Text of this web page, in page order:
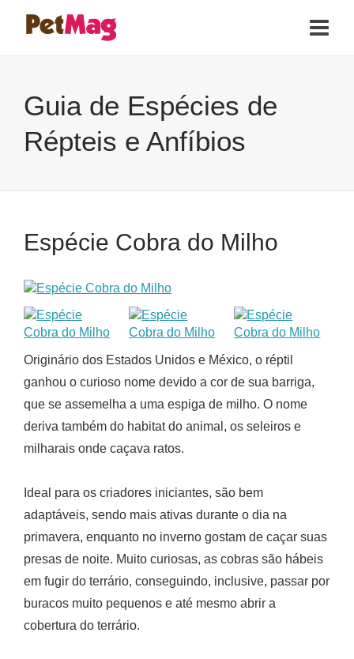
Guia de Espécies de
Répteis e Anfíbios
Espécie Cobra do Milho
Originário dos Estados Unidos e México, o réptil
ganhou o curioso nome devido a cor de sua barriga,
que se assemelha a uma espiga de milho. O nome
deriva também do habitat do animal, os seleiros e
milharais onde caçava ratos.
Ideal para os criadores iniciantes, são bem
adaptáveis, sendo mais ativas durante o dia na
primavera, enquanto no inverno gostam de caçar suas
presas de noite. Muito curiosas, as cobras são hábeis
em fugir do terrário, conseguindo, inclusive, passar por
buracos muito pequenos e até mesmo abrir a
cobertura do terrário.